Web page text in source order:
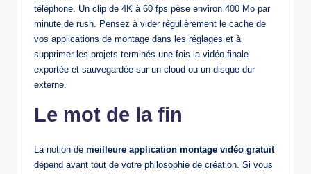
téléphone. Un clip de 4K à 60 fps pèse environ 400 Mo par
minute de rush. Pensez à vider régulièrement le cache de
vos applications de montage dans les réglages et à
supprimer les projets terminés une fois la vidéo finale
exportée et sauvegardée sur un cloud ou un disque dur
externe.
Le mot de la fin
La notion de meilleure application montage vidéo gratuit
dépend avant tout de votre philosophie de création. Si vous